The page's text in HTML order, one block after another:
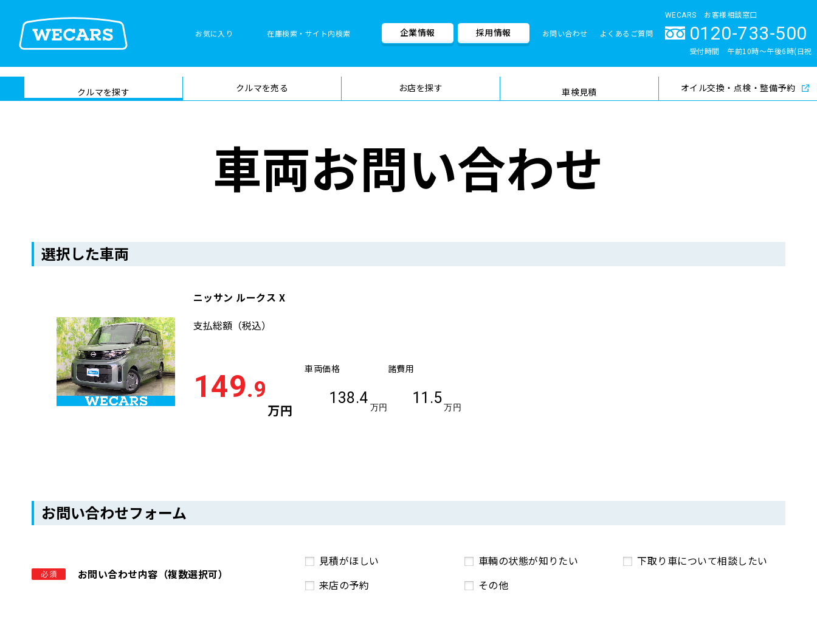
お気に入り 在庫検索・サイト内検索
在庫検索
サイト内検
索
検索
企業情報 採用情報 お問い合わせ よくあるご質問
WECARS お客様相談窓口
0120-733-500
受付時間 午前10時〜午後6時(日祝
クルマを探す クルマを売る お店を探す 車検見積
車検料金・メニュー 品質管理とサポート体制
オイル交換・点検・整備予約
車両お問い合わせ
選択した車両
ニッサン ルークス X
支払総額 （税込）
149.9
万円
車両価格
138.4
万円
諸費用
11.5
万円
お問い合わせフォーム
必須 お問い合わせ内容（複数選択可）
見積がほしい 車輌の状態が知りたい
下取り車について相談したい
来店の予約
その他